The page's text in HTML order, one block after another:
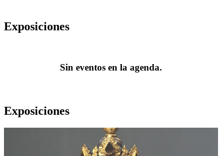
Exposiciones
Sin eventos en la agenda.
Exposiciones